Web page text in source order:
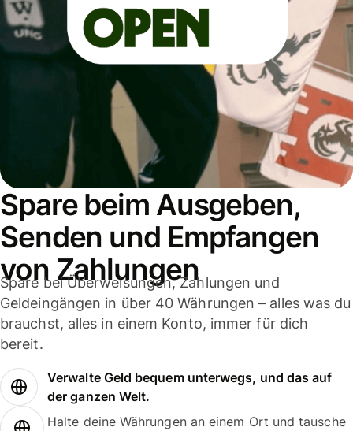
Spare beim Ausgeben,
Senden und Empfangen
von Zahlungen
Spare bei Überweisungen, Zahlungen und
Geldeingängen in über 40 Währungen – alles was du
brauchst, alles in einem Konto, immer für dich
bereit.
Verwalte Geld bequem unterwegs, und das auf
der ganzen Welt.
Halte deine Währungen an einem Ort und tausche